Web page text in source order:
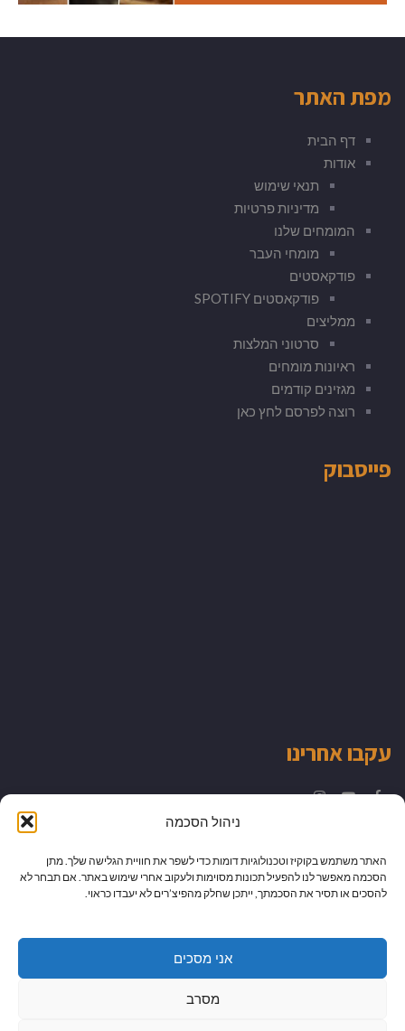
ניהול הסכמה
האתר משתמש בקוקיז וטכנולוגיות דומות כדי לשפר את חוויית הגלישה שלך. מתן
הסכמה מאפשר לנו להפעיל תכונות מסוימות ולעקוב אחרי שימוש באתר. אם תבחר לא
להסכים או תסיר את הסכמתך, ייתכן שחלק מהפיצ’רים לא יעבדו כראוי.
אני מסכים
מסרב
מפת האתר
דף הבית
אודות
תנאי שימוש
מדיניות פרטיות
המומחים שלנו
מומחי העבר
פודקאסטים
פודקאסטים SPOTIFY
ממליצים
סרטוני המלצות
ראיונות מומחים
מגזינים קודמים
רוצה לפרסם לחץ כאן
פייסבוק
עקבו אחרינו